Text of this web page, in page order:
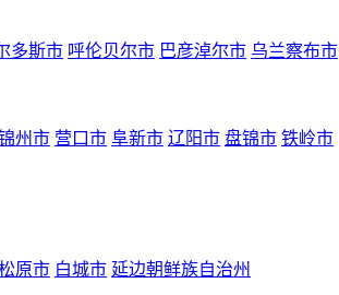
多斯市 呼伦贝尔市 巴彦淖尔市 乌兰察布市
州市 营口市 阜新市 辽阳市 盘锦市 铁岭市
原市 白城市 延边朝鲜族自治州